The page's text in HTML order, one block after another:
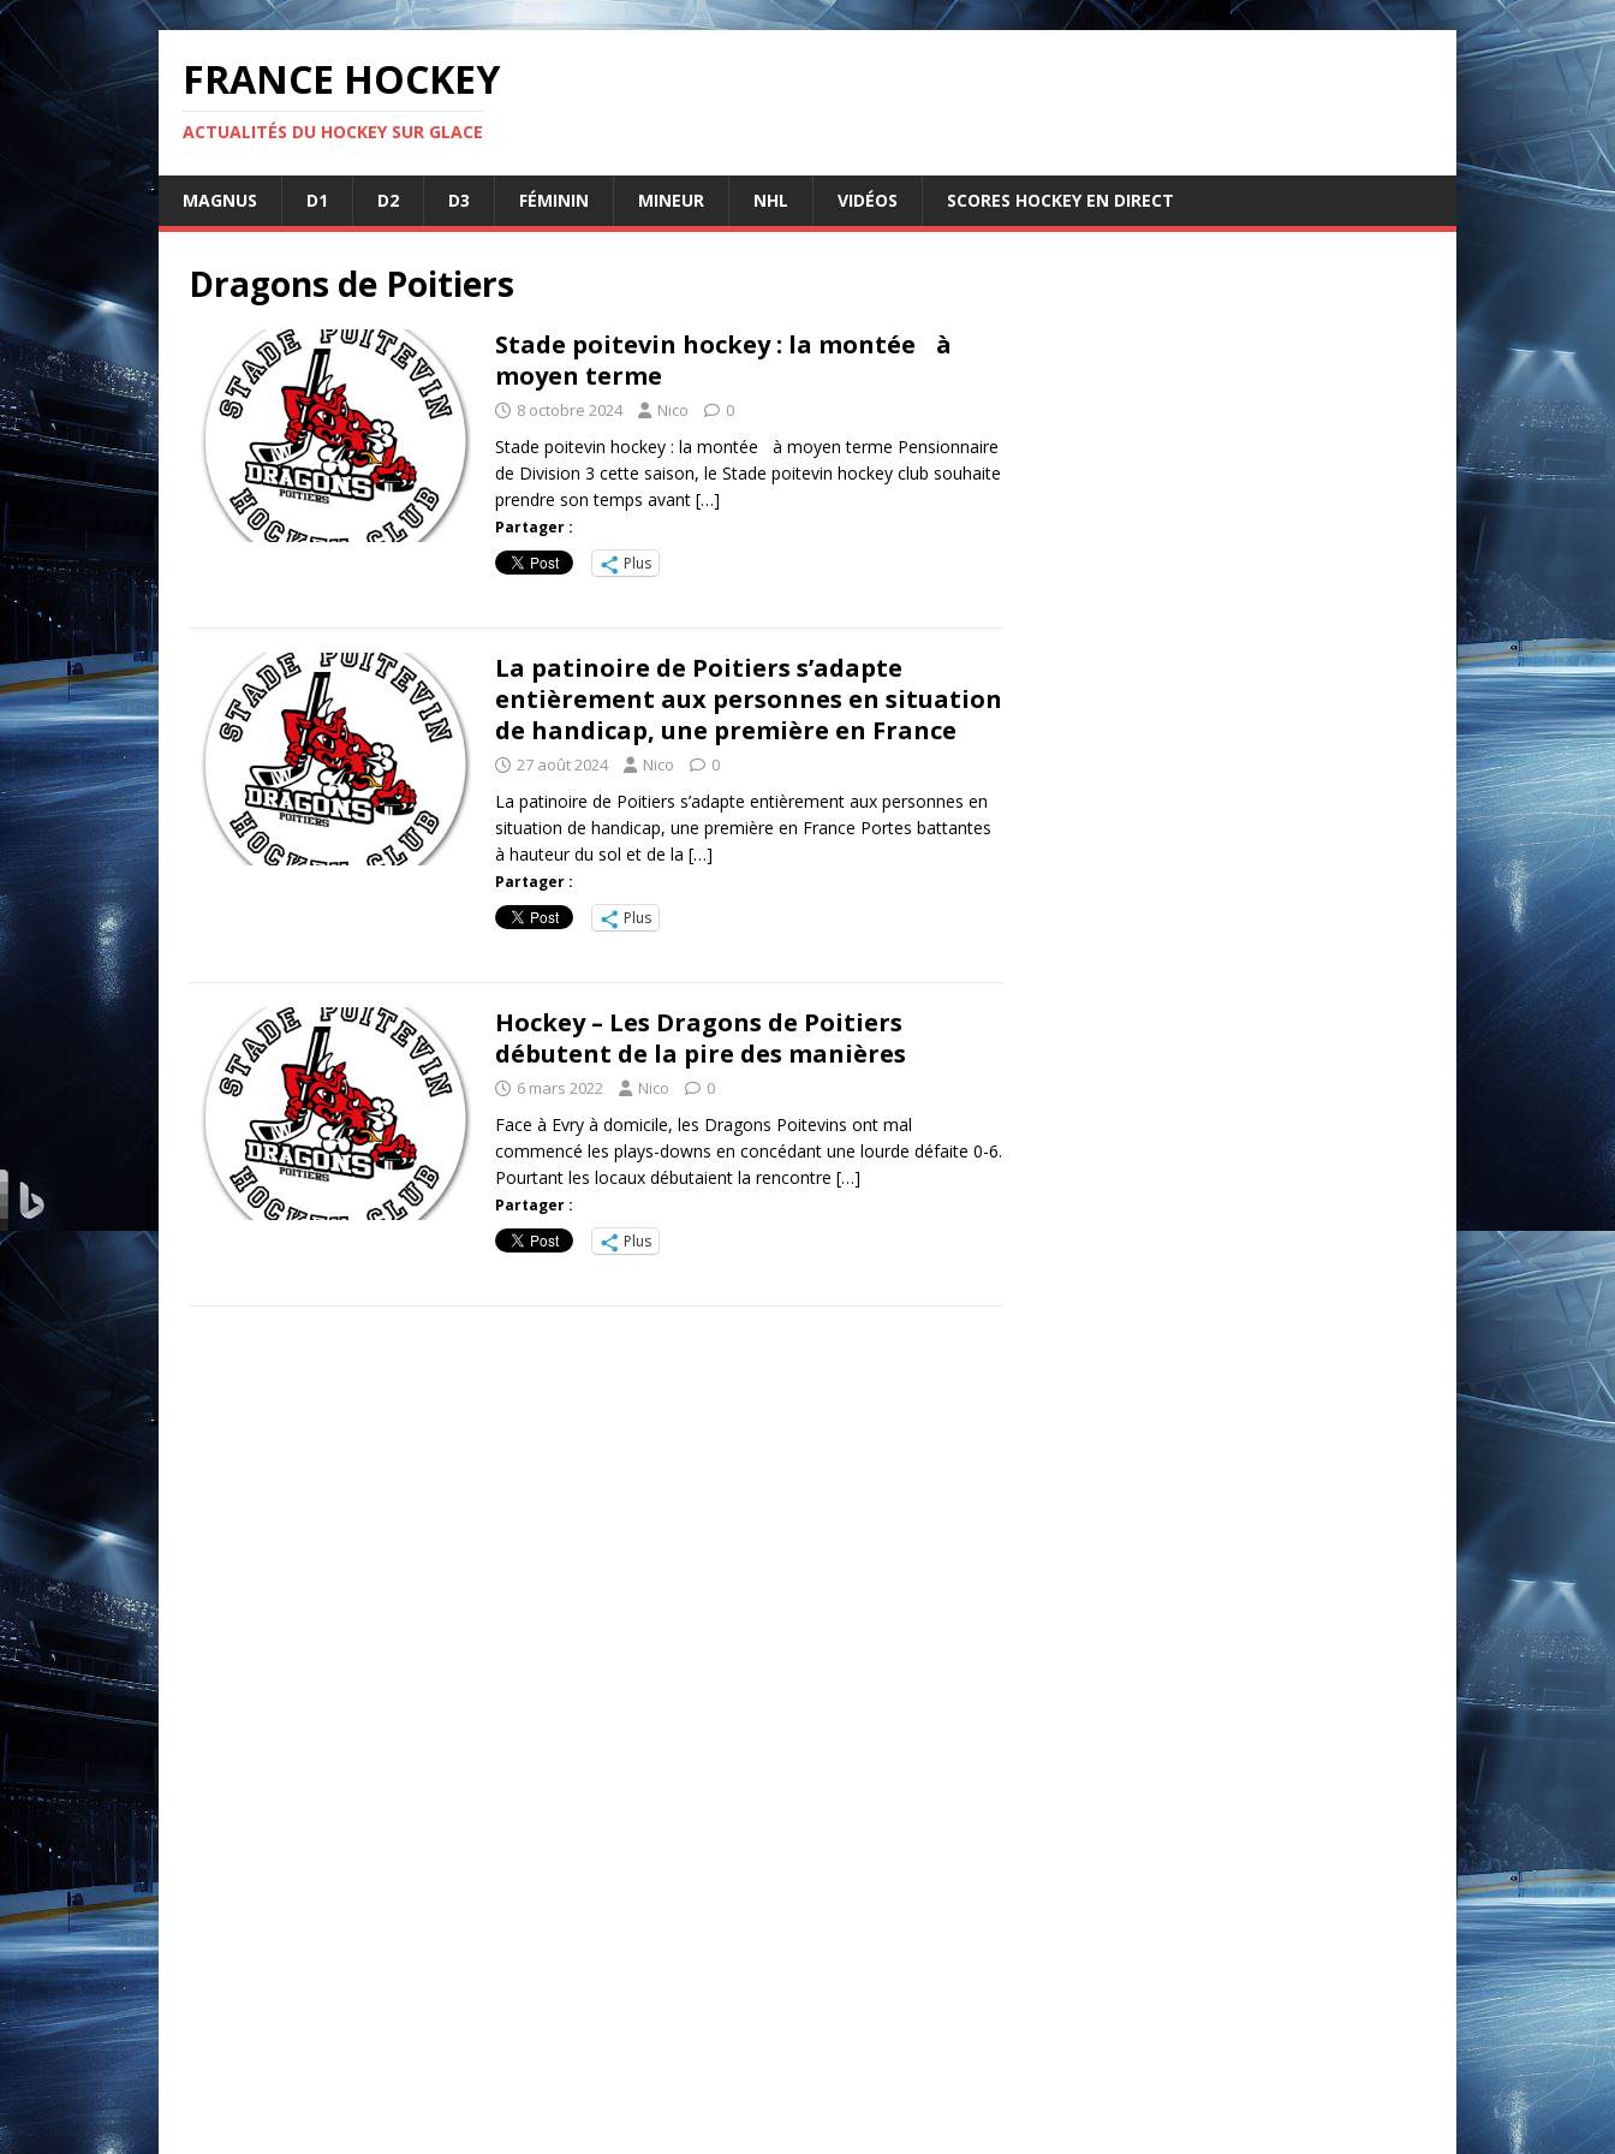
FRANCE HOCKEY
ACTUALITÉS DU HOCKEY SUR GLACE
MAGNUS D1 D2 D3 FÉMININ MINEUR NHL VIDÉOS SCORES HOCKEY EN DIRECT
Dragons de Poitiers
Stade poitevin hockey : la montée à
moyen terme
8 octobre 2024 Nico 0
Stade poitevin hockey : la montée à moyen terme Pensionnaire
de Division 3 cette saison, le Stade poitevin hockey club souhaite
prendre son temps avant […]
Partager :
Plus
La patinoire de Poitiers s’adapte
entièrement aux personnes en situation
de handicap, une première en France
27 août 2024 Nico 0
La patinoire de Poitiers s’adapte entièrement aux personnes en
situation de handicap, une première en France Portes battantes
à hauteur du sol et de la […]
Partager :
Plus
Hockey – Les Dragons de Poitiers
débutent de la pire des manières
6 mars 2022 Nico 0
Face à Evry à domicile, les Dragons Poitevins ont mal
commencé les plays-downs en concédant une lourde défaite 0-6.
Pourtant les locaux débutaient la rencontre […]
Partager :
Plus